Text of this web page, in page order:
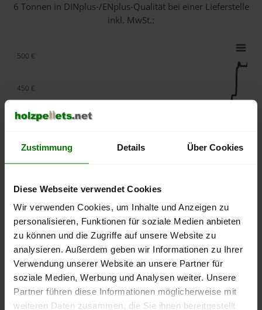
Zustimmung Details Über Cookies
Diese Webseite verwendet Cookies
Wir verwenden Cookies, um Inhalte und Anzeigen zu
personalisieren, Funktionen für soziale Medien anbieten
zu können und die Zugriffe auf unsere Website zu
analysieren. Außerdem geben wir Informationen zu Ihrer
Verwendung unserer Website an unsere Partner für
soziale Medien, Werbung und Analysen weiter. Unsere
Partner führen diese Informationen möglicherweise mit
weiteren Daten zusammen, die Sie ihnen bereitgestellt
6 Tonnen in DINplus-/ENplus-Qualität bei einer Lieferstelle
inkl. MwSt.:
lose Ware Sackware
September
2025
Januar
2026
Mai
2026
300 €
350 €
400 €
450 €
500 €
Die aktuelle Preisentwicklung für Holzpellets in Deutschland
können Sie jederzeit auf unsererPelletspreise-Seite
nachvollziehen.